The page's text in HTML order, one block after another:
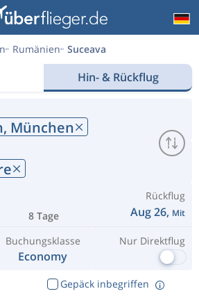
Rumänien Suceava
Hin- & Rückflug
München
8 Tage
Rückflug
Aug 26, Mit
Buchungsklasse
Economy
Nur Direktflug
Gepäck inbegriffen